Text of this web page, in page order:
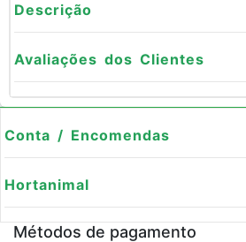
Descrição
Avaliações dos Clientes
Conta / Encomendas
Hortanimal
Métodos de pagamento